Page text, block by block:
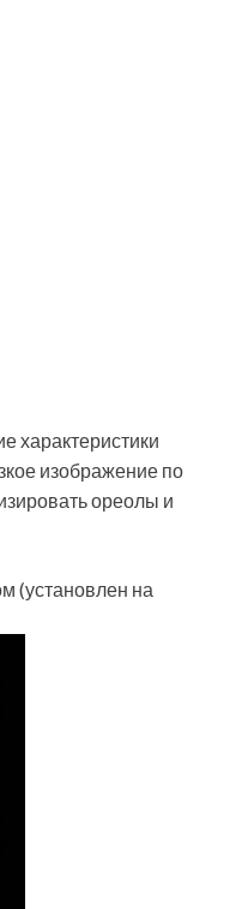
характеристики
изображение по
ореолы и
(установлен на